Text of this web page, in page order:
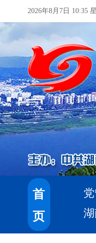
2026年8月7日 10:35
首
页